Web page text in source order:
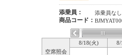
添乗員： 添乗員なし
商品コード：
空席照会
8/18(火) 8/